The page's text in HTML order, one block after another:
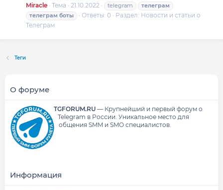
Miracle Тема 21.10.2022 telegram
телеграм
телеграм боты Ответы: 0 Раздел: Новости и статьи о
Телеграм
Теги
О форуме
TGFORUM.RU— Крупнейший и первый форум о
Telegram в России. Уникальное место для
общения SMM и SMO специалистов.
Информация